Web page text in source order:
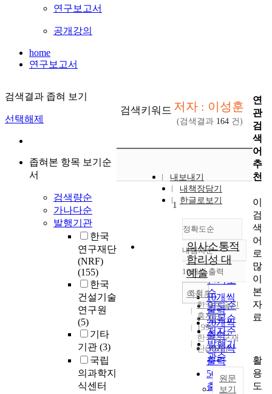
연구보고서
공개강의
home
연구보고서
검색결과 좁혀 보기
선택해제
좁혀본 항목 보기순
서
검색량순
가나다순
발행기관
한국
연구재단
(NRF)
(155)
한국
건설기술
연구원
(5)
기타
기관 (3)
국립
의과학지
식센터
검색키워드 저자 : 이성훈
(검색결과 164 건)
내보내기
내책장담기
한글로보기
정확도순
정확도
순
인기도
순
연도순
제목순
저자순
발행기
관순
내림차순
내림차순
10개씩 출력
10개씩
출력
20개씩
출력
30개씩
출력
50개씩
출력
조회
1
의사소통적
합리성 대
예술
이성훈
한국학술진
흥재단
1999
한국연구재
단(NRF)
원문
보기
연
관
검
색
어
추
천
이
검
색
어
로
많
이
본
자
료
활
용
도